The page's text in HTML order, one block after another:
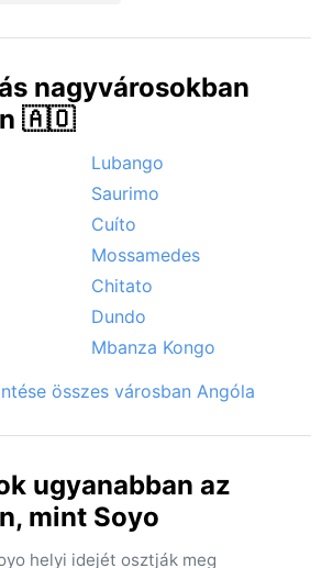
nagyvárosokban
🇦🇴
Lubango
Saurimo
Cuíto
Mossamedes
Chitato
Dundo
Mbanza Kongo
összes városban Angóla
ugyanabban az
mint Soyo
helyi idejét osztják meg